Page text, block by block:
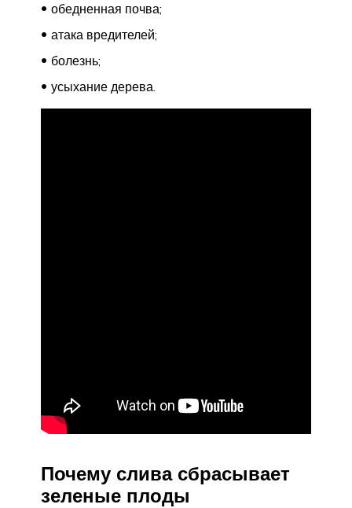
обедненная почва;
атака вредителей;
болезнь;
усыхание дерева.
Почему слива сбрасывает
зеленые плоды